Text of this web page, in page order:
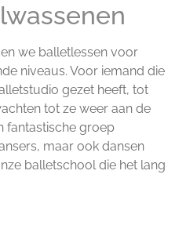
we balletlessen voor
niveaus. Voor iemand die
gezet heeft, tot
tot ze weer aan de
fantastische groep
maar ook dansen
balletschool die het lang